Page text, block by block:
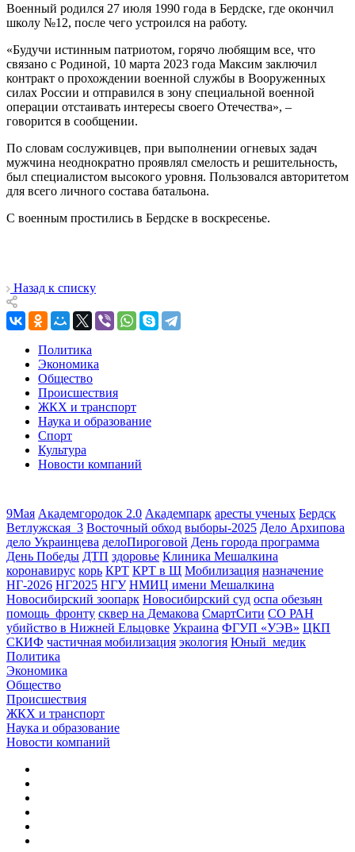
Военный родился 27 июля 1990 года в Бердске, где окончил
школу №12, после чего устроился на работу.
«Будучи истинным патриотом, горячо любящим все, что
связано с Родиной, 10 марта 2023 года Максим заключил
контракт о прохождении военной службы в Вооруженных
силах России и отправился в зону специальной военной
операции отстаивать интересы своего Отечества», –
говорится в сообщении.
По словам сослуживцев, при выполнении огневых задач
мужчина неоднократно проявлял смелость и решительность,
был специалистом высокого уровня. Пользовался авторитетом
для всего личного состава батальона.
С военным простились в Бердске в воскресенье.
Назад к списку
Политика
Экономика
Общество
Происшествия
ЖКХ и транспорт
Наука и образование
Спорт
Культура
Новости компаний
9Мая Академгородок 2.0 Академпарк аресты ученых Бердск
Ветлужская_3 Восточный обход выборы-2025 Дело Архипова
дело Украинцева делоПироговой День города программа
День Победы ДТП здоровье Клиника Мешалкина
коронавирус корь КРТ КРТ в Щ Мобилизация назначение
НГ-2026 НГ2025 НГУ НМИЦ имени Мешалкина
Новосибирский зоопарк Новосибирский суд оспа обезьян
помощь_фронту сквер на Демакова СмартСити СО РАН
убийство в Нижней Ельцовке Украина ФГУП «УЭВ» ЦКП
СКИФ частичная мобилизация экология Юный_медик
Политика
Экономика
Общество
Происшествия
ЖКХ и транспорт
Наука и образование
Новости компаний